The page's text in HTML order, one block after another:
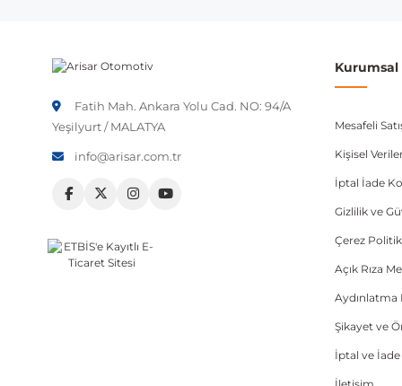
Fatih Mah. Ankara Yolu Cad. NO: 94/A
Yeşilyurt / MALATYA
info@arisar.com.tr
Mesafeli
Kişisel
İptal İade
Gizlilik ve
Çerez
Açık Rıza
Aydınlatma
Şikayet ve
İptal ve